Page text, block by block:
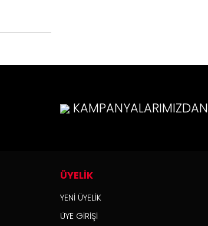
KAMPANYALARIMIZDAN
ÜYELİK
YENİ ÜYELİK
ÜYE GİRİŞİ